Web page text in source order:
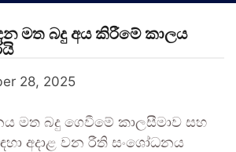
මත බදු අය කිරීමේ කාලය
28, 2025
මත බදු ගෙවීමේ කාලසීමාව සහ
අදාළ වන රීති සංශෝධනය